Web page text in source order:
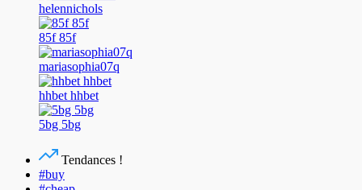
helennichols
85f 85f
mariasophia07q
hhbet hhbet
5bg 5bg
Tendances !
#buy